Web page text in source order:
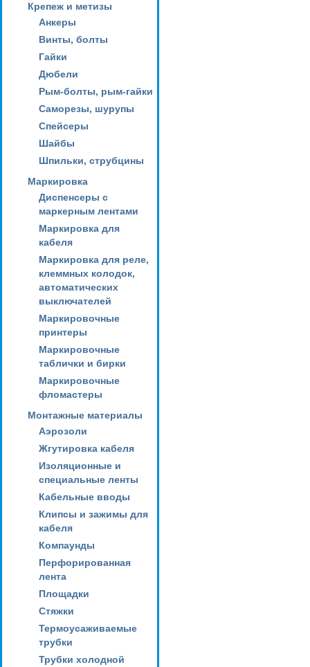
Крепеж и метизы
Анкеры
Винты, болты
Гайки
Дюбели
Рым-болты, рым-гайки
Саморезы, шурупы
Спейсеры
Шайбы
Шпильки, струбцины
Маркировка
Диспенсеры с
маркерным лентами
Маркировка для
кабеля
Маркировка для реле,
клеммных колодок,
автоматических
выключателей
Маркировочные
принтеры
Маркировочные
таблички и бирки
Маркировочные
фломастеры
Монтажные материалы
Аэрозоли
Жгутировка кабеля
Изоляционные и
специальные ленты
Кабельные вводы
Клипсы и зажимы для
кабеля
Компаунды
Перфорированная
лента
Площадки
Стяжки
Термоусаживаемые
трубки
Трубки холодной